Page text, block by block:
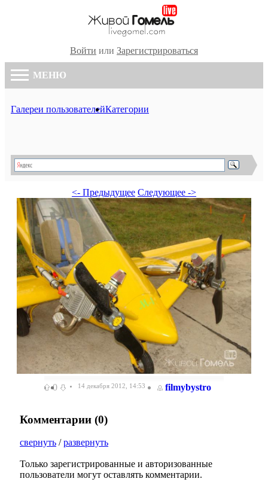
Войти или Зарегистрироваться
МЕНЮ
Галереи пользователейКатегории
<- Предыдущее Следующее ->
0 14 декабря 2012, 14:53 filmybystro
Комментарии (0)
свернуть /развернуть
Только зарегистрированные и авторизованные
пользователи могут оставлять комментарии.